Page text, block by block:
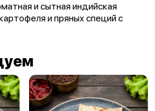
и сытная индийская
и пряных специй с